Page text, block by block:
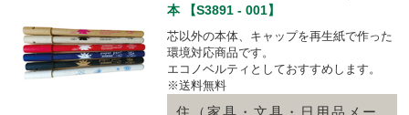
本 【S3891 - 001】
芯以外の本体、キャップを再生紙で作った
環境対応商品です。
エコノベルティとしておすすめします。
※送料無料